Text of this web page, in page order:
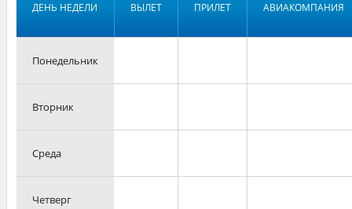
ДЕНЬ НЕДЕЛИ ВЫЛЕТ ПРИЛЕТ АВИАКОМПАНИЯ
Понедельник
Вторник
Среда
Четверг